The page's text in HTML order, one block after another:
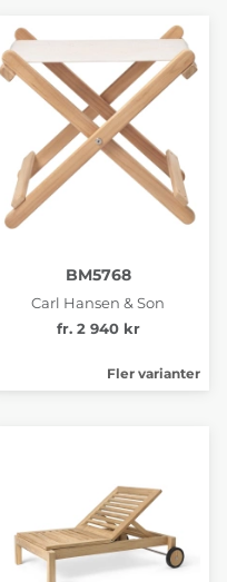
BM5768
Carl Hansen & Son
fr. 2 940 kr
Fler varianter